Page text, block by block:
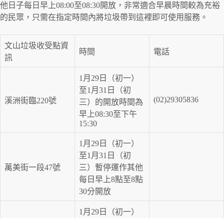
他日子每日早上08:00至08:30開放，非常適合早晨時間較為充裕
的民眾，只需在指定時間內將垃圾帶到這裡即可使用服務。
文山垃圾收受點資
訊
時間 電話
溪洲街臨220號
1月29日（初一）
至1月31日（初
三）的開放時間為
早上08:30至下午
15:30
(02)29305836
萬美街一段47號
1月29日（初一）
至1月31日（初
三）暫停運作其他
每日早上8點至8點
30分開放
1月29日（初一）